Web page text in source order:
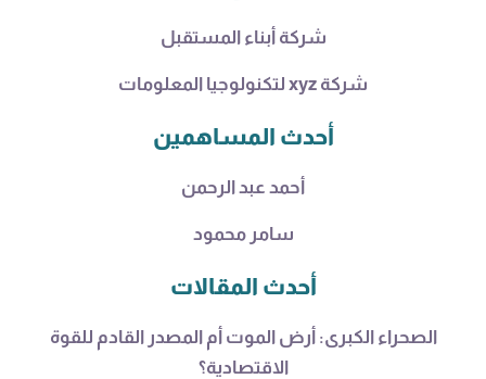
شركة أبناء المستقبل
شركة xyz لتكنولوجيا المعلومات
أحدث المساهمين
أحمد عبد الرحمن
سامر محمود
أحدث المقالات
الصحراء الكبرى: أرض الموت أم المصدر القادم للقوة
الاقتصادية؟